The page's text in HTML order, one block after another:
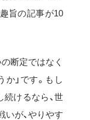
旨の記事が10
断定ではなく
」です。もし
続けるなら、世
が、やりやす